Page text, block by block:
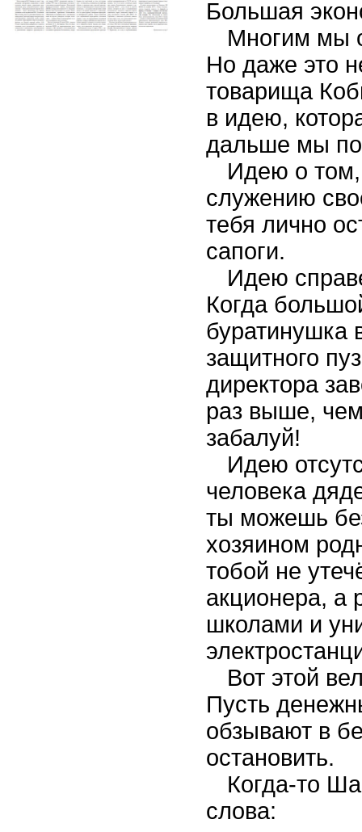
Большая
Многим мы
Но даже это
товарища
в идею,
дальше мы
Идею о том,
служению
тебя лично
сапоги.
Идею
Когда
буратинушка
защитного
директора
раз выше,
забалуй!
Идею
человека
ты можешь
хозяином
тобой не
акционера, а
школами и
Вот этой
Пусть
обзывают в
остановить.
Когда-то
слова: